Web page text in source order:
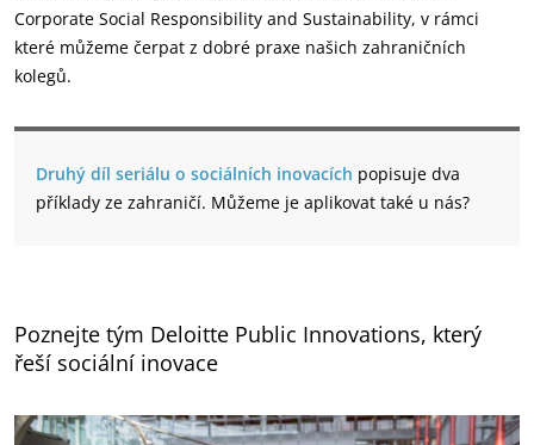
Corporate Social Responsibility and Sustainability, v rámci
které můžeme čerpat z dobré praxe našich zahraničních
kolegů.
Druhý díl seriálu o sociálních inovacích popisuje dva
příklady ze zahraničí. Můžeme je aplikovat také u nás?
Poznejte tým Deloitte Public Innovations, který
řeší sociální inovace